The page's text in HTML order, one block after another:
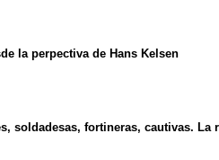
la perpectiva de Hans Kelsen
soldadesas, fortineras, cautivas.